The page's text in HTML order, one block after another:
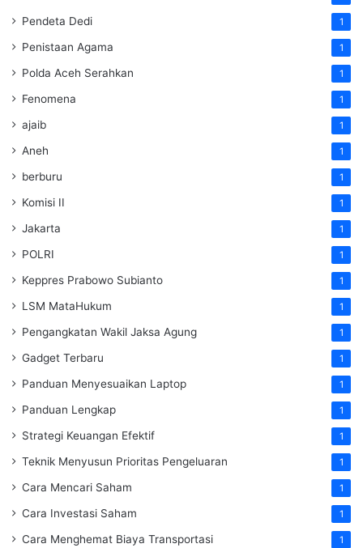
Pendeta Dedi 1
Penistaan Agama 1
Polda Aceh Serahkan 1
Fenomena 1
ajaib 1
Aneh 1
berburu 1
Komisi II 1
Jakarta 1
POLRI 1
Keppres Prabowo Subianto 1
LSM MataHukum 1
Pengangkatan Wakil Jaksa Agung 1
Gadget Terbaru 1
Panduan Menyesuaikan Laptop 1
Panduan Lengkap 1
Strategi Keuangan Efektif 1
Teknik Menyusun Prioritas Pengeluaran 1
Cara Mencari Saham 1
Cara Investasi Saham 1
Cara Menghemat Biaya Transportasi 1